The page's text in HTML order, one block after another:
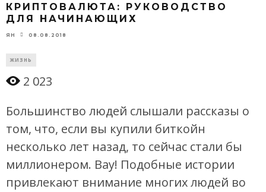
КРИПТОВАЛЮТА: РУКОВОДСТВО
ДЛЯ НАЧИНАЮЩИХ
ЯН 08.08.2018
ЖИЗНЬ
2 023
Большинство людей слышали рассказы о
том, что, если вы купили биткойн
несколько лет назад, то сейчас стали бы
миллионером. Вау! Подобные истории
привлекают внимание многих людей во